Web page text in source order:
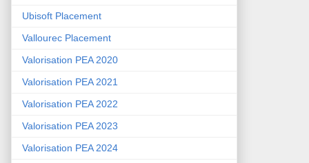
Ubisoft Placement
Vallourec Placement
Valorisation PEA 2020
Valorisation PEA 2021
Valorisation PEA 2022
Valorisation PEA 2023
Valorisation PEA 2024